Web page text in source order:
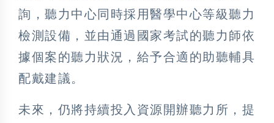
詢，聽力中心同時採用醫學中心等級聽力
檢測設備，並由通過國家考試的聽力師依
據個案的聽力狀況，給予合適的助聽輔具
配戴建議。
未來，仍將持續投入資源開辦聽力所，提